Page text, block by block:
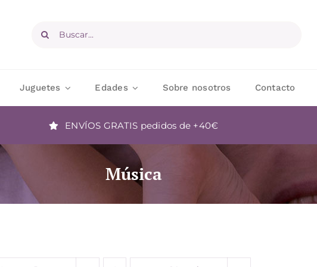
Buscar:
Juguetes Edades Sobre nosotros Contacto
ENVÍOS GRATIS pedidos de +40€
Música